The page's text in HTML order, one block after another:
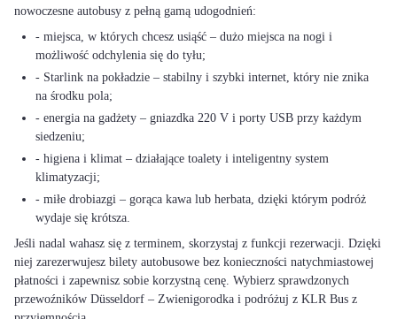
nowoczesne autobusy z pełną gamą udogodnień:
- miejsca, w których chcesz usiąść – dużo miejsca na nogi i
możliwość odchylenia się do tyłu;
- Starlink na pokładzie – stabilny i szybki internet, który nie znika
na środku pola;
- energia na gadżety – gniazdka 220 V i porty USB przy każdym
siedzeniu;
- higiena i klimat – działające toalety i inteligentny system
klimatyzacji;
- miłe drobiazgi – gorąca kawa lub herbata, dzięki którym podróż
wydaje się krótsza.
Jeśli nadal wahasz się z terminem, skorzystaj z funkcji rezerwacji. Dzięki
niej zarezerwujesz bilety autobusowe bez konieczności natychmiastowej
płatności i zapewnisz sobie korzystną cenę. Wybierz sprawdzonych
przewoźników Düsseldorf – Zwienigorodka i podróżuj z KLR Bus z